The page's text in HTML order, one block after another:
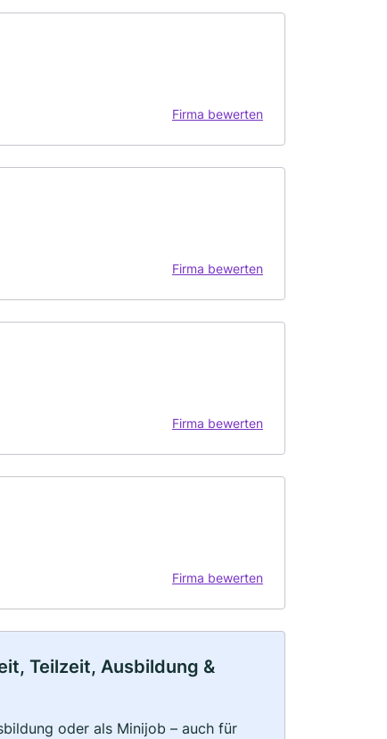
Firma bewerten
Firma bewerten
Firma bewerten
Firma bewerten
Teilzeit, Ausbildung &
oder als Minijob – auch für